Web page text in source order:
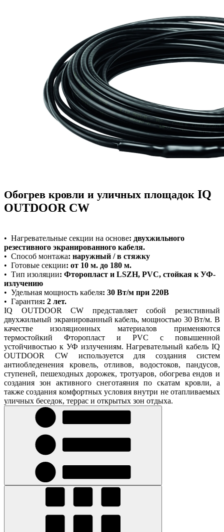
Обогрев кровли и уличных площадок IQ
OUTDOOR CW
• Нагревательные секции на основе: двухжильного
резестивного экранированного кабеля.
• Способ монтажа: наружный / в стяжку
• Готовые секции: от 10 м. до 180 м.
• Тип изоляции: Фторопласт и LSZH, PVC, стойкая к УФ-
излучению
• Удельная мощность кабеля: 30 Вт/м при 220В
• Гарантия: 2 лет.
IQ OUTDOOR CW представляет собой резистивный
двухжильный экранированный кабель, мощностью 30 Вт/м. В
качестве изоляционных материалов применяются
термостойкий Фторопласт и PVC с повышенной
устойчивостью к УФ излучениям. Нагревательный кабель IQ
OUTDOOR CW используется для создания систем
антиобледенения кровель, отливов, водостоков, пандусов,
ступеней, пешеходных дорожек, тротуаров, обогрева ендов и
создания зон активного снеготаяния по скатам кровли, а
также создания комфортных условия внутри не отапливаемых
уличных беседок, террас и открытых зон отдыха.